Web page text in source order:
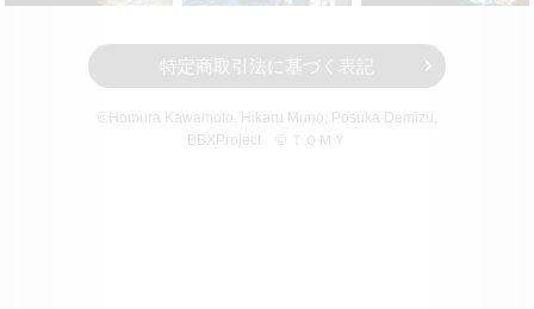
特定商取引法に基づく表記
©Homura Kawamoto, Hikaru Muno, Posuka Demizu,
BBXProject © ＴＯＭＹ